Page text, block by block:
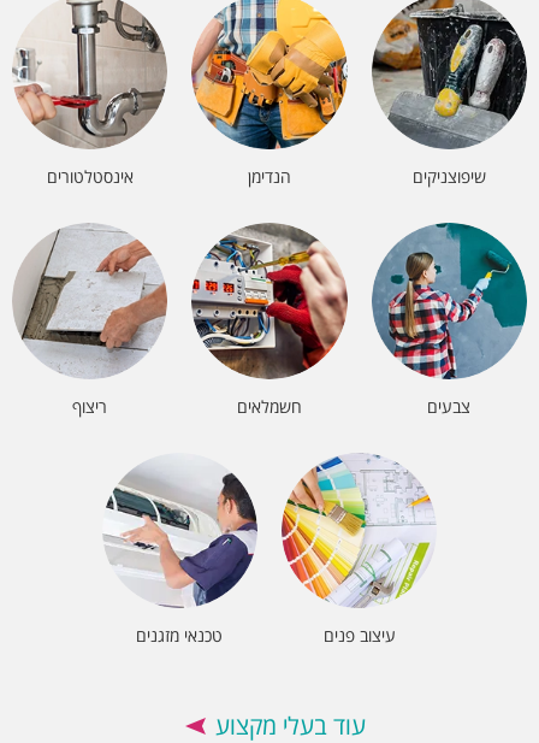
שיפוצניקים הנדימן אינסטלטורים
צבעים חשמלאים ריצוף
עיצוב פנים טכנאי מזגנים
עוד בעלי מקצוע